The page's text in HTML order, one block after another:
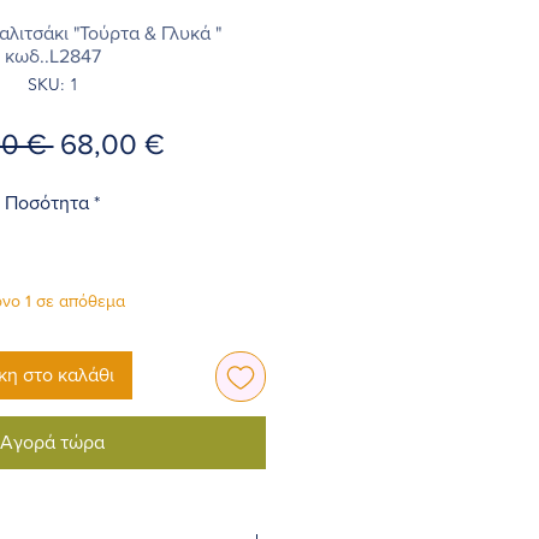
"Τούρτα & Γλυκά "
κωδ..L2847
SKU: 1
€ Κανονική
68,00 €Τιμή
Ποσότητα *
1 σε απόθεμα
στο καλάθι
Αγορά τώρα